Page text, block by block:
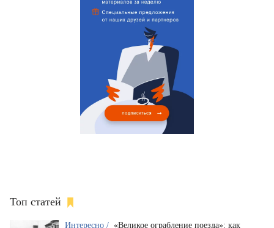
Топ статей
Интересно / «Великое ограбление поезда»: как